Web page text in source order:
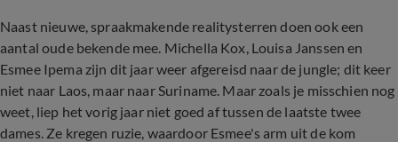
Naast nieuwe, spraakmakende realitysterren doen ook een
aantal oude bekende mee. Michella Kox, Louisa Janssen en
Esmee Ipema zijn dit jaar weer afgereisd naar de jungle; dit keer
niet naar Laos, maar naar Suriname. Maar zoals je misschien nog
weet, liep het vorig jaar niet goed af tussen de laatste twee
dames. Ze kregen ruzie, waardoor Esmee's arm uit de kom